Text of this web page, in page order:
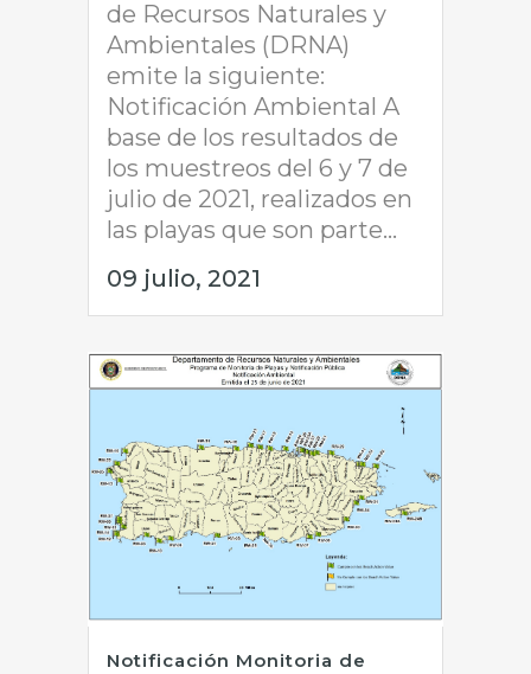
de Recursos Naturales y
Ambientales (DRNA)
emite la siguiente:
Notificación Ambiental A
base de los resultados de
los muestreos del 6 y 7 de
julio de 2021, realizados en
las playas que son parte...
09 julio, 2021
Notificación Monitoria de